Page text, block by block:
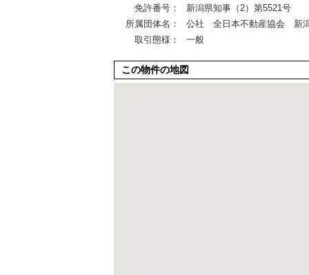
免許番号：
新潟県知事（2）第5521号
所属団体名：
公社 全日本不動産協会 新
取引態様：
一般
この物件の地図